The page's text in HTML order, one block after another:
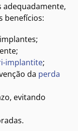
benefícios:
implantite;
da perda
evitando